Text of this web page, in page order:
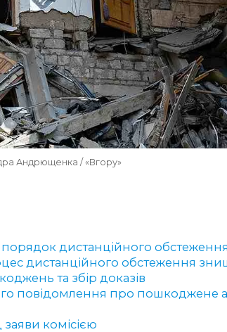
Андрющенка / «Вгору»
дистанційного
дистанційного обстеження
та збір доказів
повідомлення про пошкоджене
заяви комісією